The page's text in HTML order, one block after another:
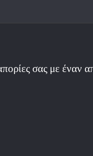
σας με έναν